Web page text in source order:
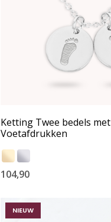
Ketting Twee bedels met
Voetafdrukken
104,90
NIEUW